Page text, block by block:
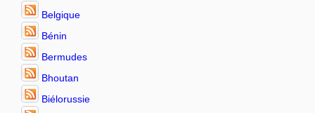
Belgique
Bénin
Bermudes
Bhoutan
Biélorussie